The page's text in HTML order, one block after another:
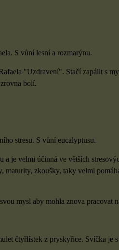
S vůní lesní a rozmarýnu.
"Uzdravení". Stačí zapálit s
bolí.
stresu. S vůní eucalyptusu.
a je velmi účinná ve větších
maturity, zkoušky, taky velmi
mysl aby mohla znova pracovat
čtyřlístek z pryskyřice. Svíčka je